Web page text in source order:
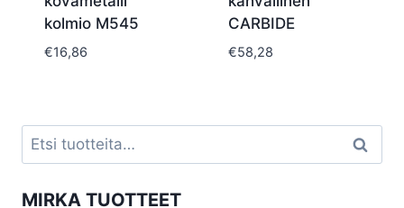
kolmio M545
€16,86
CARBIDE
€58,28
Etsi: Haku
MIRKA TUOTTEET